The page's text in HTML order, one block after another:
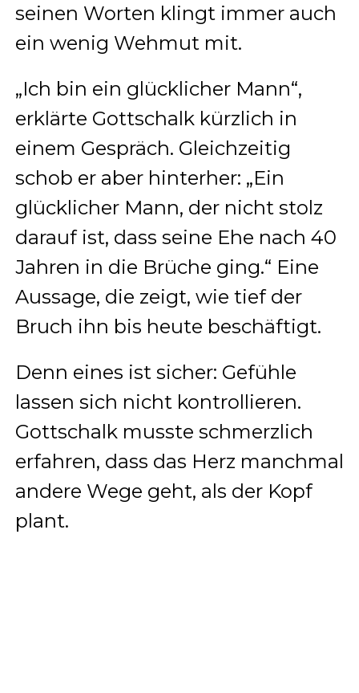
seinen Worten klingt immer auch
ein wenig Wehmut mit.
„Ich bin ein glücklicher Mann“,
erklärte Gottschalk kürzlich in
einem Gespräch. Gleichzeitig
schob er aber hinterher: „Ein
glücklicher Mann, der nicht stolz
darauf ist, dass seine Ehe nach 40
Jahren in die Brüche ging.“ Eine
Aussage, die zeigt, wie tief der
Bruch ihn bis heute beschäftigt.
Denn eines ist sicher: Gefühle
lassen sich nicht kontrollieren.
Gottschalk musste schmerzlich
erfahren, dass das Herz manchmal
andere Wege geht, als der Kopf
plant.